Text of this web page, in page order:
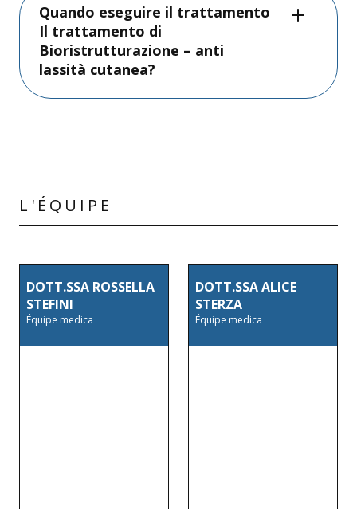
Quando eseguire il trattamento
Il trattamento di
Bioristrutturazione – anti
lassità cutanea?
L'ÉQUIPE
DOTT.SSA ROSSELLA
STEFINI
Équipe medica
DOTT.SSA ALICE
STERZA
Équipe medica